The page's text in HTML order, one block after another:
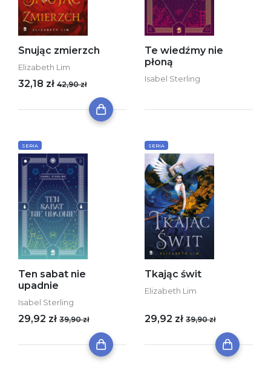
Snując zmierzch
Elizabeth Lim
32,18 zł 42,90 zł
Te wiedźmy nie
płoną
Isabel Sterling
SERIA
Ten sabat nie
upadnie
Isabel Sterling
29,92 zł 39,90 zł
SERIA
Tkając świt
Elizabeth Lim
29,92 zł 39,90 zł